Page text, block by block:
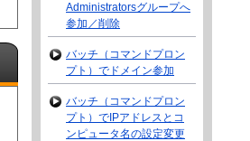
Administratorsグループへ
参加／削除
バッチ（コマンドプロン
プト）でドメイン参加
バッチ（コマンドプロン
プト）でIPアドレスとコ
ンピュータ名の設定変更